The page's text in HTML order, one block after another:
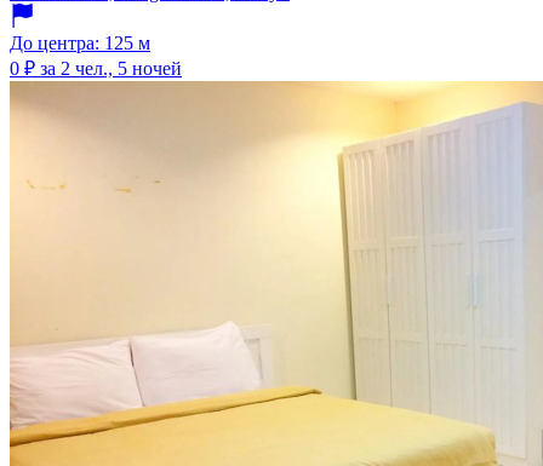
До центра: 125 м
0 ₽ за 2 чел., 5 ночей